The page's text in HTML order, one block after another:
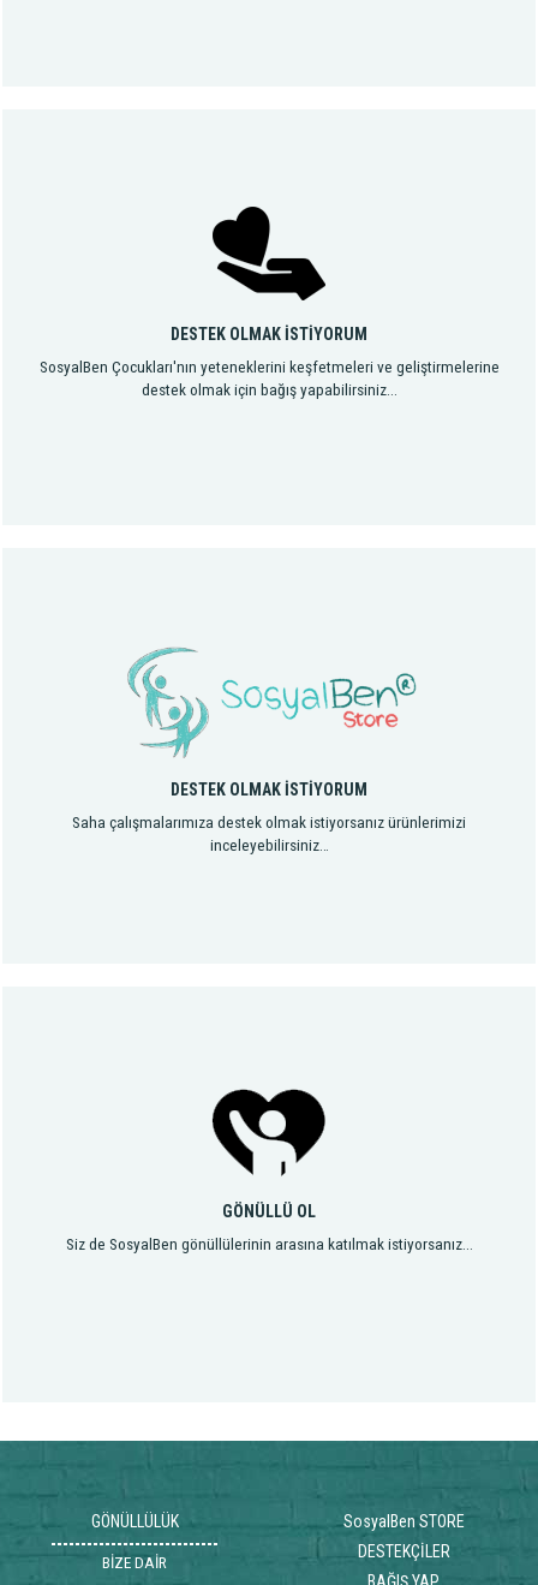
DESTEK OLMAK İSTİYORUM
SosyalBen Çocukları'nın yeteneklerini keşfetmeleri ve geliştirmelerine
destek olmak için bağış yapabilirsiniz...
DESTEK OLMAK İSTİYORUM
Saha çalışmalarımıza destek olmak istiyorsanız ürünlerimizi
inceleyebilirsiniz…
GÖNÜLLÜ OL
Siz de SosyalBen gönüllülerinin arasına katılmak istiyorsanız...
GÖNÜLLÜLÜK
BİZE DAİR
SosyalBen STORE
DESTEKÇİLER